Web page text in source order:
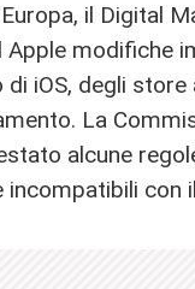
il Digital
Apple modifiche
iOS, degli store
La
alcune
incompatibili con